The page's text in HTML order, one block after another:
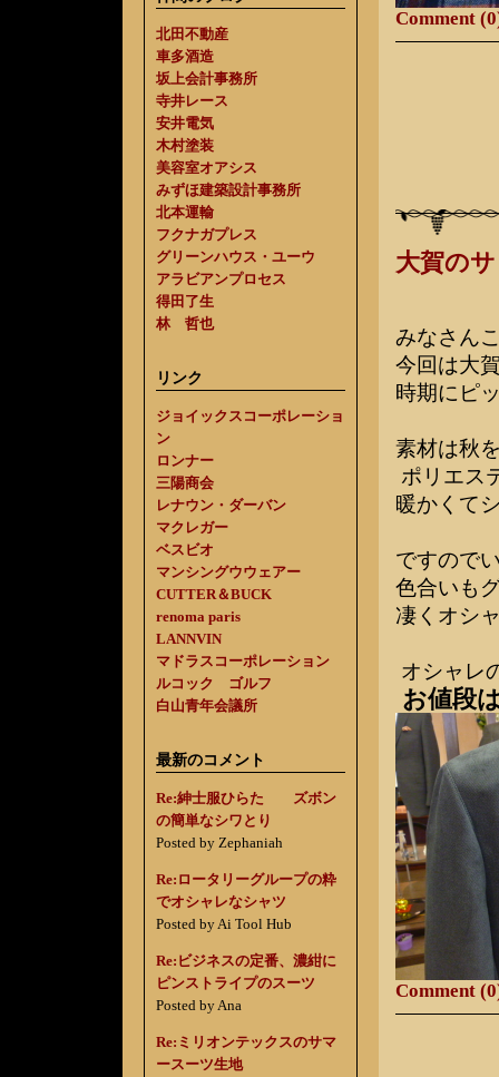
北田不動産
車多酒造
坂上会計事務所
寺井レース
安井電気
木村塗装
美容室オアシス
みずほ建築設計事務所
北本運輸
フクナガプレス
グリーンハウス・ユーウ
アラビアンプロセス
得田了生
林 哲也
リンク
ジョイックスコーポレーショ
ン
ロンナー
三陽商会
レナウン・ダーバン
マクレガー
ベスビオ
マンシングウウェアー
CUTTER＆BUCK
renoma paris
LANNVIN
マドラスコーポレーション
ルコック ゴルフ
白山青年会議所
最新のコメント
Re:紳士服ひらた ズボン
の簡単なシワとり
Posted by Zephaniah
Re:ロータリーグループの粋
でオシャレなシャツ
Posted by Ai Tool Hub
Re:ビジネスの定番、濃紺に
ピンストライプのスーツ
Posted by Ana
Re:ミリオンテックスのサマ
ースーツ生地
Comment
大賀の
みなさん
今回は大
時期にピ
素材は秋
ポリエス
暖かくて
ですので
色合いも
凄くオシ
オシャレ
お値段
Comment